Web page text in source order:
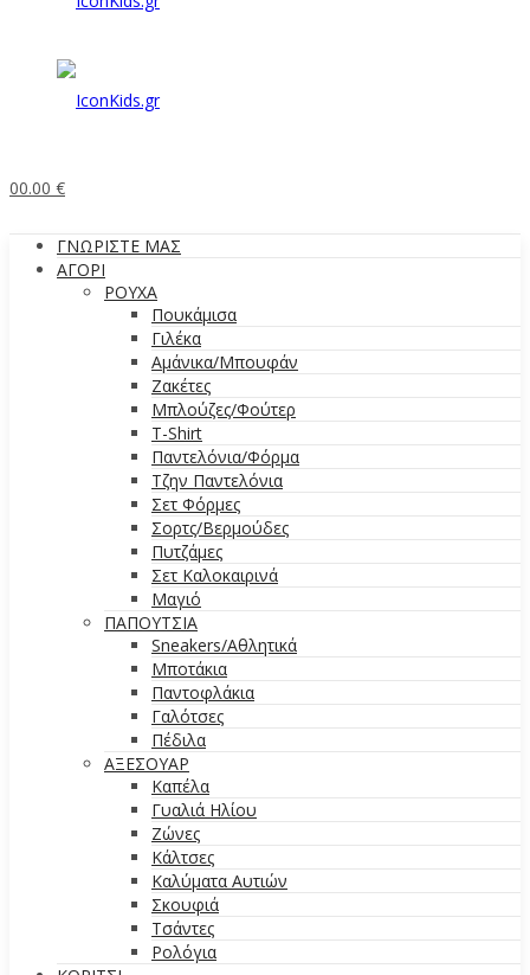
00.00 €
ΓΝΩΡΙΣΤΕ ΜΑΣ
ΑΓΟΡΙ
ΡΟΥΧΑ
Πουκάμισα
Γιλέκα
Αμάνικα/Μπουφάν
Ζακέτες
Μπλούζες/Φούτερ
T-Shirt
Παντελόνια/Φόρμα
Τζην Παντελόνια
Σετ Φόρμες
Σορτς/Βερμούδες
Πυτζάμες
Σετ Καλοκαιρινά
Μαγιό
ΠΑΠΟΥΤΣΙΑ
Sneakers/Aθλητικά
Μποτάκια
Παντοφλάκια
Γαλότσες
Πέδιλα
ΑΞΕΣΟΥΑΡ
Καπέλα
Γυαλιά Ηλίου
Ζώνες
Κάλτσες
Καλύματα Αυτιών
Σκουφιά
Τσάντες
Ρολόγια